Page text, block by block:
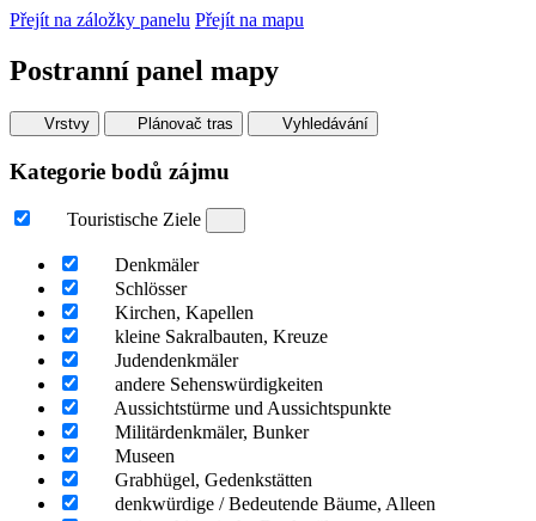
Přejít na záložky panelu Přejít na mapu
Postranní panel mapy
Vrstvy Plánovač tras Vyhledávání
Kategorie bodů zájmu
Touristische Ziele
Denkmäler
Schlösser
Kirchen, Kapellen
kleine Sakralbauten, Kreuze
Judendenkmäler
andere Sehenswürdigkeiten
Aussichtstürme und Aussichtspunkte
Militärdenkmäler, Bunker
Museen
Grabhügel, Gedenkstätten
denkwürdige / Bedeutende Bäume, Alleen